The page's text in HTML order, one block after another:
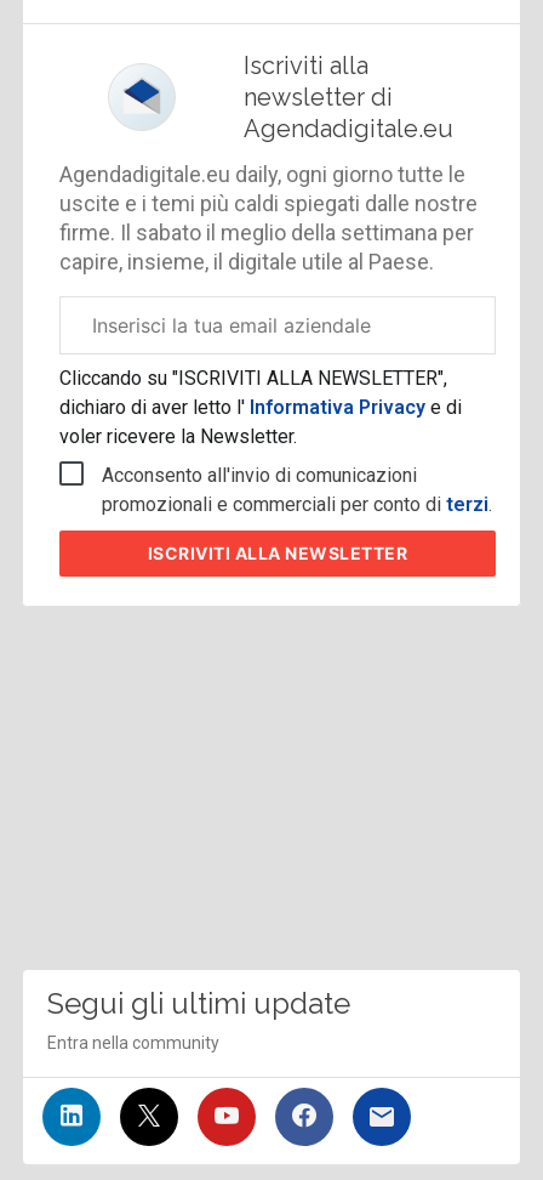
Iscriviti alla
newsletter di
Agendadigitale.eu
Agendadigitale.eu daily, ogni giorno tutte le
uscite e i temi più caldi spiegati dalle nostre
firme. Il sabato il meglio della settimana per
capire, insieme, il digitale utile al Paese.
aziendale
Cliccando su "ISCRIVITI ALLA NEWSLETTER",
dichiaro di aver letto l' Informativa Privacye di
voler ricevere la Newsletter.
Acconsento all'invio di comunicazioni
promozionali e commerciali per conto diterzi.
ISCRIVITI ALLA NEWSLETTER
Segui gli ultimi update
Entra nella community